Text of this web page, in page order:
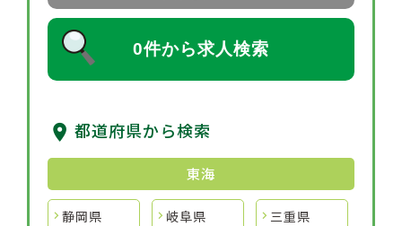
0件から求人検索
都道府県から検索
東海
静岡県 岐阜県 三重県